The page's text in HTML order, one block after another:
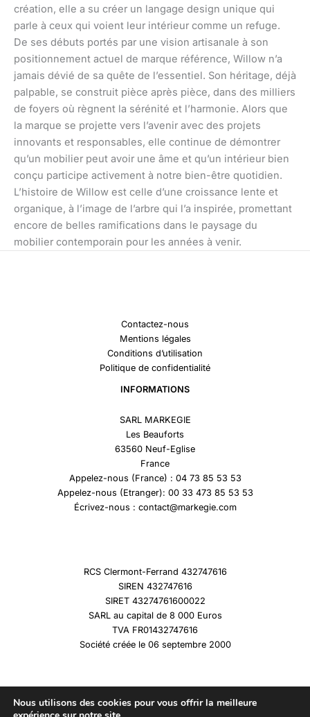
création, elle a su créer un langage design unique qui
parle à ceux qui voient leur intérieur comme un refuge.
De ses débuts portés par une vision artisanale à son
positionnement actuel de marque référence, Willow n’a
jamais dévié de sa quête de l’essentiel. Son héritage, déjà
palpable, se construit pièce après pièce, dans des milliers
de foyers où règnent la sérénité et l’harmonie. Alors que
la marque se projette vers l’avenir avec des projets
innovants et responsables, elle continue de démontrer
qu’un mobilier peut avoir une âme et qu’un intérieur bien
conçu participe activement à notre bien-être quotidien.
L’histoire de Willow est celle d’une croissance lente et
organique, à l’image de l’arbre qui l’a inspirée, promettant
encore de belles ramifications dans le paysage du
mobilier contemporain pour les années à venir.
Contactez-nous
Mentions légales
Conditions d’utilisation
Politique de confidentialité
INFORMATIONS
SARL MARKEGIE
Les Beauforts
63560 Neuf-Eglise
France
Appelez-nous (France) : 04 73 85 53 53
Appelez-nous (Etranger): 00 33 473 85 53 53
Écrivez-nous : contact@markegie.com
RCS Clermont-Ferrand 432747616
SIREN 432747616
SIRET 43274761600022
SARL au capital de 8 000 Euros
TVA FR01432747616
Société créée le 06 septembre 2000
Nous utilisons des cookies pour vous offrir la meilleure